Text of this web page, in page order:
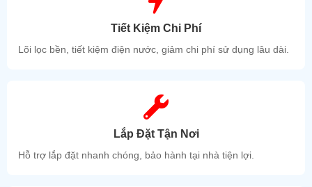
Tiết Kiệm Chi Phí
Lõi lọc bền, tiết kiệm điện nước, giảm chi phí sử dụng lâu dài.
Lắp Đặt Tận Nơi
Hỗ trợ lắp đặt nhanh chóng, bảo hành tại nhà tiện lợi.